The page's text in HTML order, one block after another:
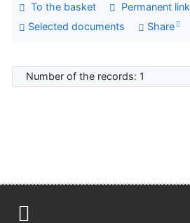
To the basket Permanent link
Selected documents
Share
Number of the records: 1